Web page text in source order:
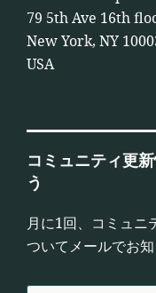
79 5th Ave 16th
New York, NY
USA
コミュニティ更
う
月に1回、コミュニ
ついてメールでお知